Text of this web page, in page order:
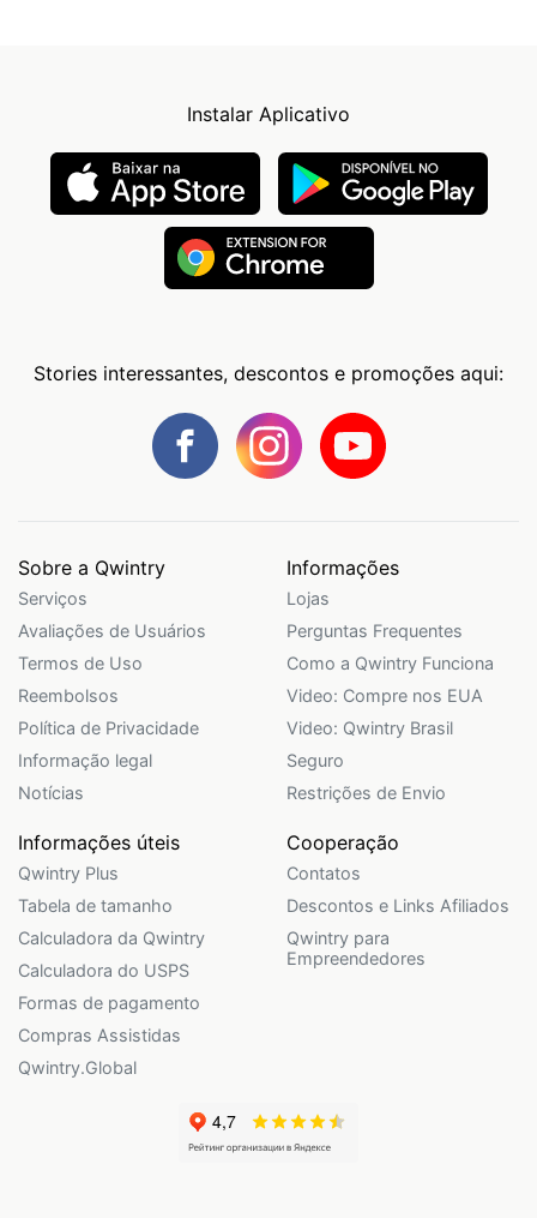
Instalar Aplicativo
Stories interessantes, descontos e promoções aqui:
Sobre a Qwintry
Serviços
Avaliações de Usuários
Termos de Uso
Reembolsos
Política de Privacidade
Informação legal
Notícias
Informações
Lojas
Perguntas Frequentes
Como a Qwintry Funciona
Video: Compre nos EUA
Video: Qwintry Brasil
Seguro
Restrições de Envio
Informações úteis
Qwintry Plus
Tabela de tamanho
Calculadora da Qwintry
Calculadora do USPS
Formas de pagamento
Compras Assistidas
Qwintry.Global
Cooperação
Contatos
Descontos e Links Afiliados
Qwintry para
Empreendedores